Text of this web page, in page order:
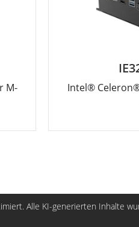
M-
Intel®
Alle KI-generierten Inhalte